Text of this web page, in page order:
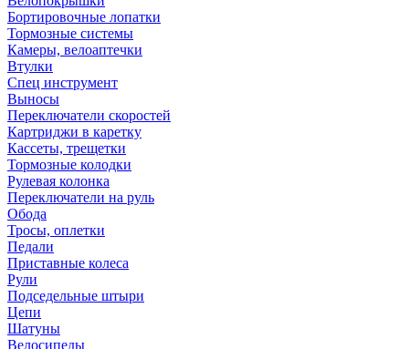
Бортировочные лопатки
Тормозные системы
Камеры, велоаптечки
Втулки
Спец инструмент
Выносы
Переключатели скоростей
Картриджи в каретку
Кассеты, трещетки
Тормозные колодки
Рулевая колонка
Переключатели на руль
Обода
Тросы, оплетки
Педали
Приставные колеса
Рули
Подседельные штыри
Цепи
Шатуны
Велосипеды